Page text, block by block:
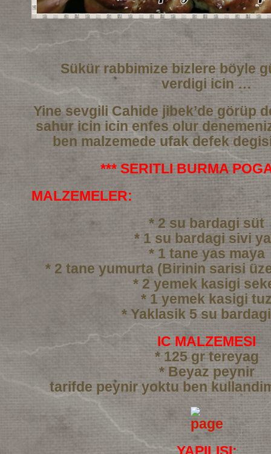
Sükür rabbimize bizlere böyle
verdigi icin …
Yine sevgili Cahide jibek’de görüp
sahur icin icin enfes olur
ben malzemede ufak defek
*** SERITLI BURMA
MALZEMELER:
* 2 su bardagi süt
* 1 su bardagi sivi
* 1 tane yas maya
* 2 tane yumurta (Birinin sarisi
* 2 yemek kasigi
* 1 yemek kasigi
* Yaklasik 5 su
IC MALZEMESI
* 125 gr tereyag
* Beyaz peynir
tarifde peynir yoktu ben
YAPILISI: